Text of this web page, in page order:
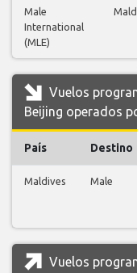
Male
International
(MLE)
Vuelos
Beijing operados
País Destino
Maldives Male
Vuelos